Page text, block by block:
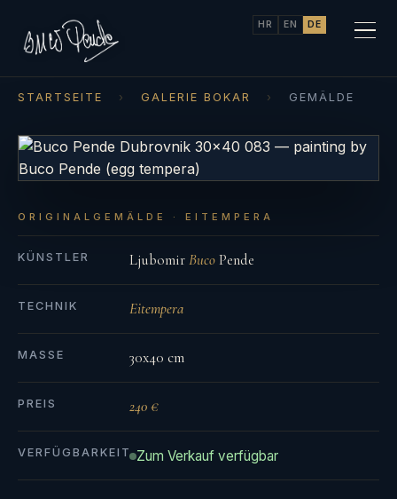
HR EN DE
STARTSEITE › GALERIE BOKAR › GEMÄLDE
ORIGINALGEMÄLDE · EITEMPERA
KÜNSTLER LjubomirBucoPende
TECHNIK Eitempera
MASSE 30x40 cm
PREIS 240 €
VERFÜGBARKEIT Zum Verkauf verfügbar